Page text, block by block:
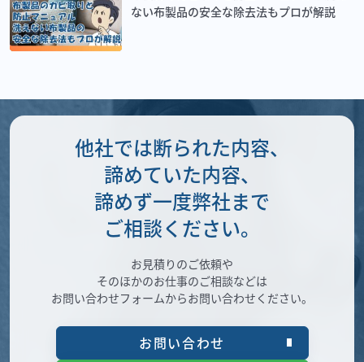
ない布製品の安全な除去法もプロが解説
他社では断られた内容、
諦めていた内容、
諦めず一度弊社まで
ご相談ください。
お見積りのご依頼や
そのほかのお仕事のご相談などは
お問い合わせフォームからお問い合わせください。
お問い合わせ